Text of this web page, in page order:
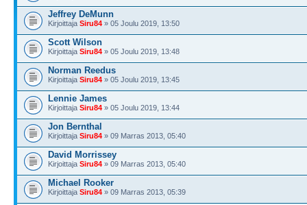
Jeffrey DeMunn
Kirjoittaja Siru84 » 05 Joulu 2019, 13:50
Scott Wilson
Kirjoittaja Siru84 » 05 Joulu 2019, 13:48
Norman Reedus
Kirjoittaja Siru84 » 05 Joulu 2019, 13:45
Lennie James
Kirjoittaja Siru84 » 05 Joulu 2019, 13:44
Jon Bernthal
Kirjoittaja Siru84 » 09 Marras 2013, 05:40
David Morrissey
Kirjoittaja Siru84 » 09 Marras 2013, 05:40
Michael Rooker
Kirjoittaja Siru84 » 09 Marras 2013, 05:39